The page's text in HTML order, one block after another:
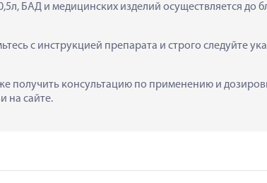
БАД и медицинских изделий осуществляется до
с инструкцией препарата и строго следуйте
получить консультацию по применению и
на сайте.